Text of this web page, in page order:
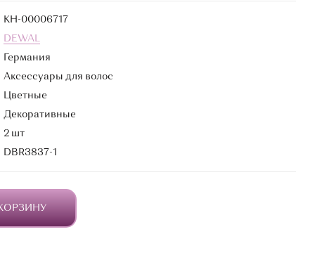
КН-00006717
DEWAL
Германия
Аксессуары для волос
Цветные
Декоративные
2 шт
DBR3837-1